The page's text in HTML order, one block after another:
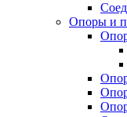
Опоры и